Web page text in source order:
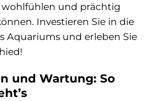
wohlfühlen und prächtig
Investieren Sie in die
Aquariums und erleben Sie
und Wartung: So